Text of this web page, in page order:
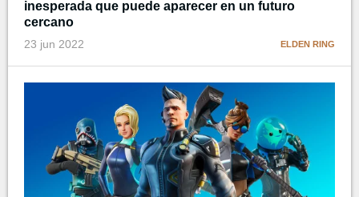
inesperada que puede aparecer en un futuro
cercano
23 jun 2022 ELDEN RING